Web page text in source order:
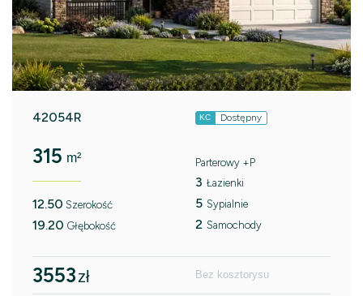
42054R KC Dostępny
315 m²
12.50 Szerokość
19.20 Głębokość
Parterowy +P
3 Łazienki
5 Sypialnie
2 Samochody
3553zł Bez kosztorysu